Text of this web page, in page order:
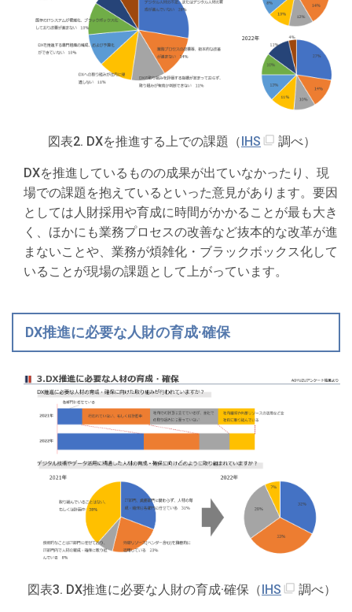
図表2. DXを推進する上での課題（IHS 調べ）
DXを推進しているものの成果が出ていなかったり、現
場での課題を抱えているといった意見があります。要因
としては人財採用や育成に時間がかかることが最も大き
く、ほかにも業務プロセスの改善など抜本的な改革が進
まないことや、業務が煩雑化・ブラックボックス化して
いることが現場の課題として上がっています。
DX推進に必要な人財の育成·確保
図表3. DX推進に必要な人財の育成·確保（ IHS 調べ）